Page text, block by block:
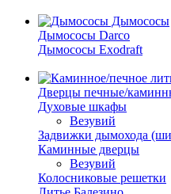
Дымососы
Дымососы Darco
Дымососы Exodraft
Дверцы печные/
Духовые шкафы
Везувий
Задвижки дымохода
Каминные дверцы
Везувий
Колосниковые решетки